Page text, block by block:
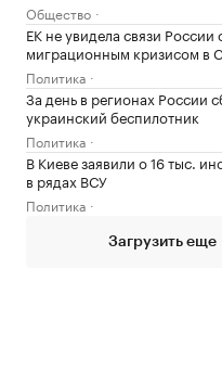
Общество
ЕК не увидела связи России
миграционным кризисом в
Политика
За день в регионах России
украинский беспилотник
Политика
В Киеве заявили о 16 тыс.
в рядах ВСУ
Политика
Загрузить еще